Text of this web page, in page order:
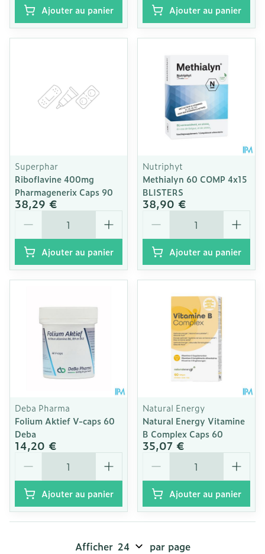
Ajouter au panier Ajouter au panier
Superphar
Riboflavine 400mg
Pharmagenerix Caps 90
38,29 €
Ajouter au panier
Nutriphyt
Methialyn 60 COMP 4x15
BLISTERS
38,90 €
Ajouter au panier
Deba Pharma
Folium Aktief V-caps 60
Deba
14,20 €
Ajouter au panier
Natural Energy
Natural Energy Vitamine
B Complex Caps 60
35,07 €
Ajouter au panier
Afficher par page